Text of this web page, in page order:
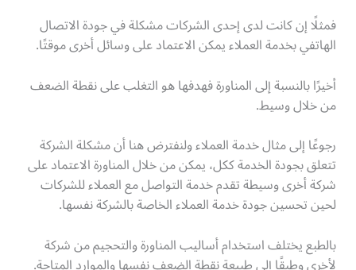
فمثلًا إن كانت لدى إحدى الشركات مشكلة في جودة الاتصال
الهاتفي بخدمة العملاء يمكن الاعتماد على وسائل أخرى موقتًا.
أخيرًا بالنسبة إلى المناورة فهدفها هو التغلب على نقطة الضعف
من خلال وسيط.
رجوعًا إلى مثال خدمة العملاء ولنفترض هنا أن مشكلة الشركة
تتعلق بجودة الخدمة ككل، يمكن من خلال المناورة الاعتماد على
شركة أخرى وسيطة تقدم خدمة التواصل مع العملاء للشركات
لحين تحسين جودة خدمة العملاء الخاصة بالشركة نفسها.
بالطبع يختلف استخدام أساليب المناورة والتحجيم من شركة